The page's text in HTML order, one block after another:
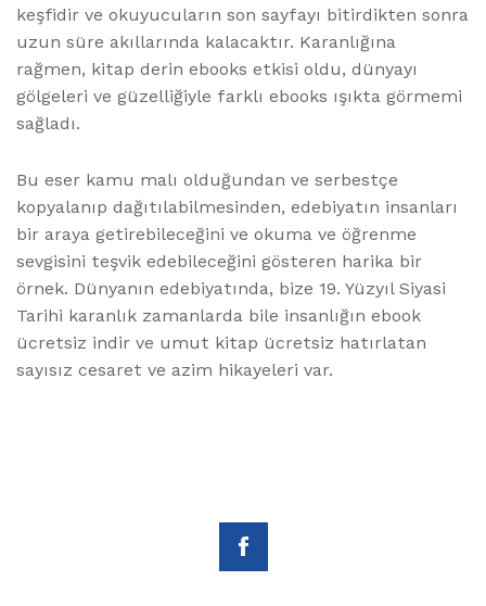
keşfidir ve okuyucuların son sayfayı bitirdikten sonra
uzun süre akıllarında kalacaktır. Karanlığına
rağmen, kitap derin ebooks etkisi oldu, dünyayı
gölgeleri ve güzelliğiyle farklı ebooks ışıkta görmemi
sağladı.
Bu eser kamu malı olduğundan ve serbestçe
kopyalanıp dağıtılabilmesinden, edebiyatın insanları
bir araya getirebileceğini ve okuma ve öğrenme
sevgisini teşvik edebileceğini gösteren harika bir
örnek. Dünyanın edebiyatında, bize 19. Yüzyıl Siyasi
Tarihi karanlık zamanlarda bile insanlığın ebook
ücretsiz indir ve umut kitap ücretsiz hatırlatan
sayısız cesaret ve azim hikayeleri var.